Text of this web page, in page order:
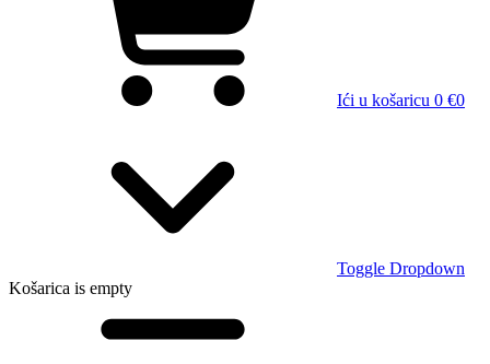
Ići u košaricu 0 €0
Toggle Dropdown
Košarica is empty